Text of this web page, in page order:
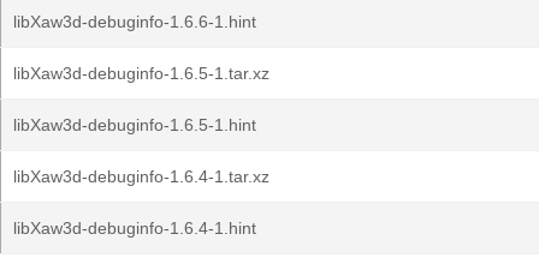
libXaw3d-debuginfo-1.6.6-1.hint
libXaw3d-debuginfo-1.6.5-1.tar.xz
libXaw3d-debuginfo-1.6.5-1.hint
libXaw3d-debuginfo-1.6.4-1.tar.xz
libXaw3d-debuginfo-1.6.4-1.hint